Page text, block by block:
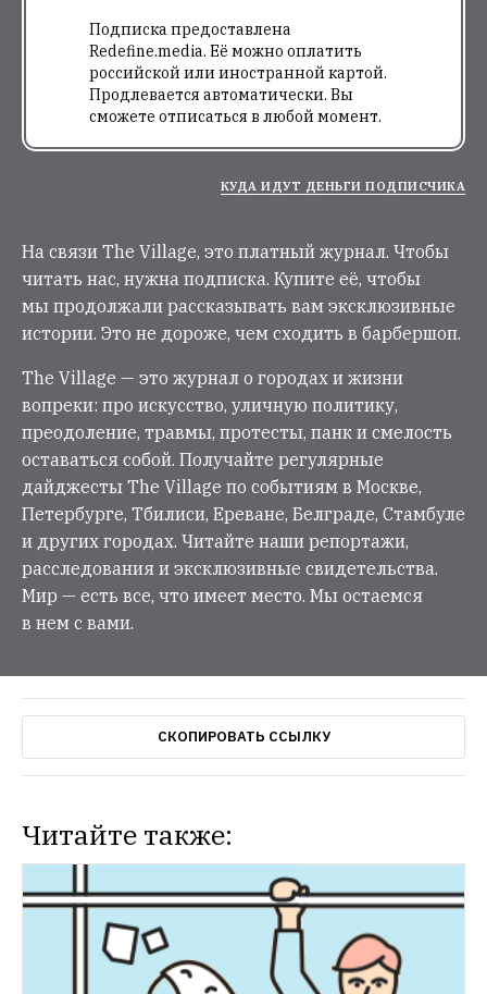
Подписка предоставлена
Redefine.media. Её можно оплатить
российской или иностранной картой.
Продлевается автоматически. Вы
сможете отписаться в любой момент.
КУДА ИДУТ ДЕНЬГИ ПОДПИСЧИКА
На связи The Village, это платный журнал. Чтобы
читать нас, нужна подписка. Купите её, чтобы
мы продолжали рассказывать вам эксклюзивные
истории. Это не дороже, чем сходить в барбершоп.
The Village — это журнал о городах и жизни
вопреки: про искусство, уличную политику,
преодоление, травмы, протесты, панк и смелость
оставаться собой. Получайте регулярные
дайджесты The Village по событиям в Москве,
Петербурге, Тбилиси, Ереване, Белграде, Стамбуле
и других городах. Читайте наши репортажи,
расследования и эксклюзивные свидетельства.
Мир — есть все, что имеет место. Мы остаемся
в нем с вами.
СКОПИРОВАТЬ ССЫЛКУ
Читайте также: